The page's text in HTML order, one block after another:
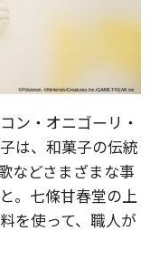
ン・オニゴーリ・
は、和菓子の伝統
などさまざまな事
。七條甘春堂の上
を使って、職人が